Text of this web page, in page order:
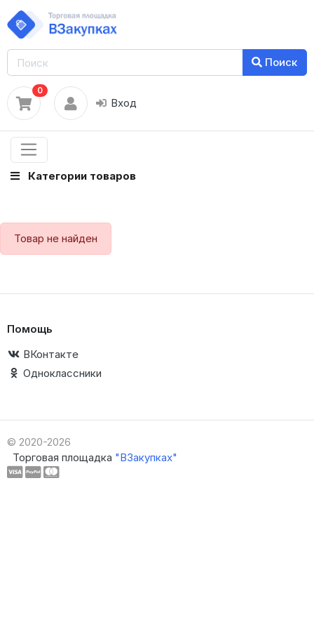
Поиск
0
Вход
Категории товаров
Товар не найден
Помощь
ВКонтакте
Одноклассники
© 2020-2026
Торговая площадка "ВЗакупках"